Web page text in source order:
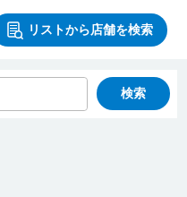
リストから店舗を検索
検索